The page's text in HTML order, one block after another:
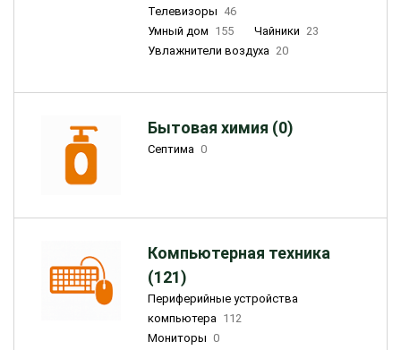
Телевизоры 46
Умный дом 155 Чайники 23
Увлажнители воздуха 20
Бытовая химия (0)
Септима 0
Компьютерная техника
(121)
Периферийные устройства
компьютера 112
Мониторы 0